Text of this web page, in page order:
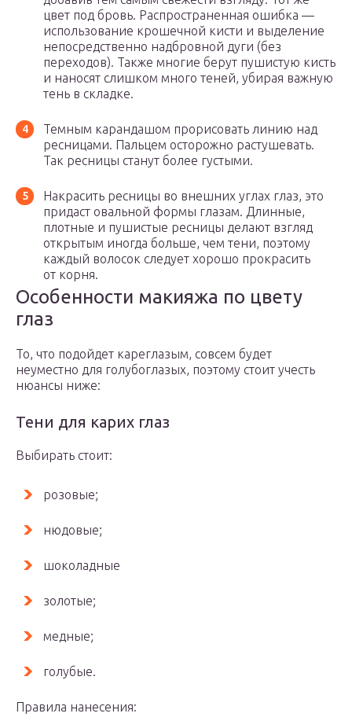
цвет под бровь. Распространенная ошибка —
использование крошечной кисти и выделение
непосредственно надбровной дуги (без
переходов). Также многие берут пушистую кисть
и наносят слишком много теней, убирая важную
тень в складке.
Темным карандашом прорисовать линию над
ресницами. Пальцем осторожно растушевать.
Так ресницы станут более густыми.
Накрасить ресницы во внешних углах глаз, это
придаст овальной формы глазам. Длинные,
плотные и пушистые ресницы делают взгляд
открытым иногда больше, чем тени, поэтому
каждый волосок следует хорошо прокрасить
от корня.
Особенности макияжа по цвету
глаз
То, что подойдет кареглазым, совсем будет
неуместно для голубоглазых, поэтому стоит учесть
нюансы ниже:
Тени для карих глаз
Выбирать стоит:
розовые;
нюдовые;
шоколадные
золотые;
медные;
голубые.
Правила нанесения: